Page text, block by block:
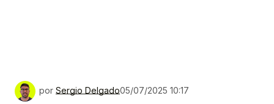
por Sergio Delgado05/07/2025 10:17